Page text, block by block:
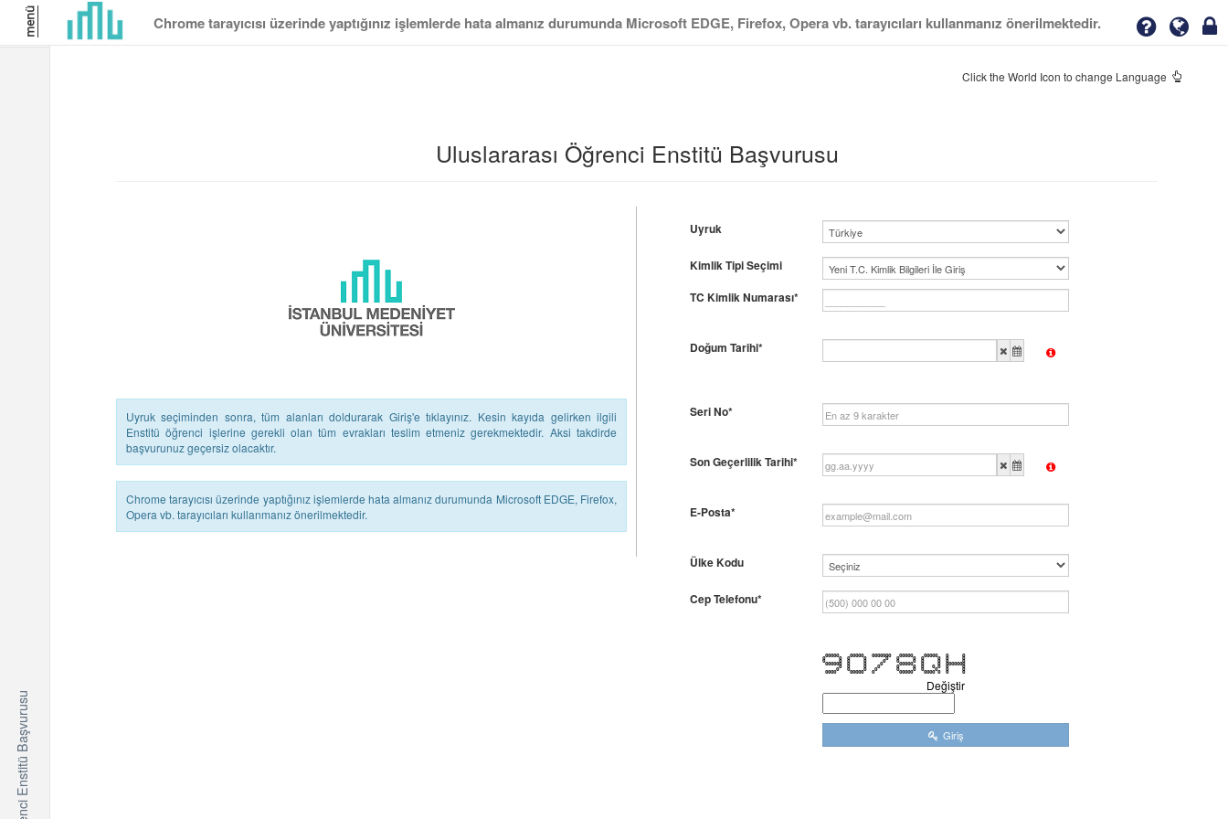
menü Chrome tarayıcısı üzerinde yaptığınız işlemlerde hata almanız durumunda Microsoft EDGE, Firefox, Opera vb. tarayıcıları kullanmanız önerilmektedir.
Click the World Icon to change Language
Uluslararası Öğrenci Enstitü Başvurusu
Uyruk seçiminden sonra, tüm alanları doldurarak Giriş'e tıklayınız. Kesin kayıda gelirken ilgili
Enstitü öğrenci işlerine gerekli olan tüm evrakları teslim etmeniz gerekmektedir. Aksi takdirde
başvurunuz geçersiz olacaktır.
Chrome tarayıcısı üzerinde yaptığınız işlemlerde hata almanız durumunda Microsoft EDGE, Firefox,
Opera vb. tarayıcıları kullanmanız önerilmektedir.
Uyruk
Kimlik Tipi Seçimi
TC Kimlik Numarası*
Doğum Tarihi*
Seri No*
Son Geçerlilik Tarihi*
E-Posta*
Ülke Kodu
Cep Telefonu*
00000 00000 0000000 00000 00000 0 0
0 0 0 0 0 0 0 0 0 0 0
0 0 0 0 0 0 0 0 0 0 0
000000 0 0 0 00000 0 0 0000000
0 0 0 0 0 0 0 0 0 0 0
0 0 0 0 0 0 0 0 0 0
0000 00000 0 00000 0000 0 0 0
Değiştir
Giriş